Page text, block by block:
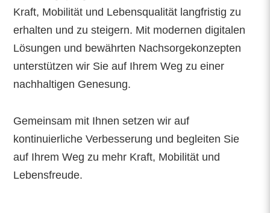
Kraft, Mobilität und Lebensqualität langfristig zu
erhalten und zu steigern. Mit modernen digitalen
Lösungen und bewährten Nachsorgekonzepten
unterstützen wir Sie auf Ihrem Weg zu einer
nachhaltigen Genesung.
Gemeinsam mit Ihnen setzen wir auf
kontinuierliche Verbesserung und begleiten Sie
auf Ihrem Weg zu mehr Kraft, Mobilität und
Lebensfreude.